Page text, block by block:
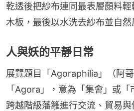
乾透後把紗布連同最表層顏料
木板，最後以水洗去紗布並自然
人與妖的平靜日常
展覽題目「Agoraphilia」（阿
「Agora」，意為「集會」或
跨越階級藩籬進行交流、貿易